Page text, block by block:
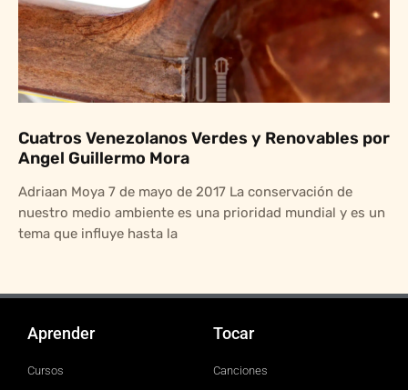
Cuatros Venezolanos Verdes y Renovables por
Angel Guillermo Mora
Adriaan Moya 7 de mayo de 2017 La conservación de
nuestro medio ambiente es una prioridad mundial y es un
tema que influye hasta la
Aprender
Cursos
Tocar
Canciones